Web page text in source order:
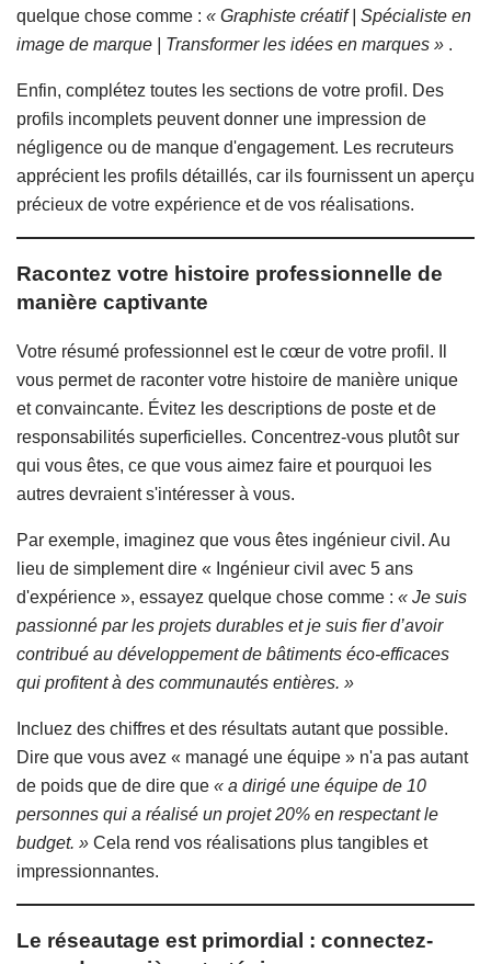
quelque chose comme : « Graphiste créatif | Spécialiste en
image de marque | Transformer les idées en marques » .
Enfin, complétez toutes les sections de votre profil. Des
profils incomplets peuvent donner une impression de
négligence ou de manque d'engagement. Les recruteurs
apprécient les profils détaillés, car ils fournissent un aperçu
précieux de votre expérience et de vos réalisations.
Racontez votre histoire professionnelle de
manière captivante
Votre résumé professionnel est le cœur de votre profil. Il
vous permet de raconter votre histoire de manière unique
et convaincante. Évitez les descriptions de poste et de
responsabilités superficielles. Concentrez-vous plutôt sur
qui vous êtes, ce que vous aimez faire et pourquoi les
autres devraient s'intéresser à vous.
Par exemple, imaginez que vous êtes ingénieur civil. Au
lieu de simplement dire « Ingénieur civil avec 5 ans
d'expérience », essayez quelque chose comme : « Je suis
passionné par les projets durables et je suis fier d’avoir
contribué au développement de bâtiments éco-efficaces
qui profitent à des communautés entières. »
Incluez des chiffres et des résultats autant que possible.
Dire que vous avez « managé une équipe » n'a pas autant
de poids que de dire que « a dirigé une équipe de 10
personnes qui a réalisé un projet 20% en respectant le
budget. » Cela rend vos réalisations plus tangibles et
impressionnantes.
Le réseautage est primordial : connectez-